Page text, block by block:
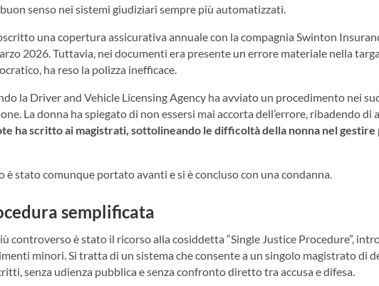
senso nei sistemi giudiziari sempre più automatizzati.
una copertura assicurativa annuale con la compagnia Swinton
2026. Tuttavia, nei documenti era presente un errore materiale nella
ha reso la polizza inefficace.
la Driver and Vehicle Licensing Agency ha avviato un procedimento nei
La donna ha spiegato di non essersi mai accorta dell’errore, ribadendo di
ha scritto ai magistrati, sottolineando le difficoltà della nonna nel
è stato comunque portato avanti e si è concluso con una condanna.
semplificata
controverso è stato il ricorso alla cosiddetta “Single Justice Procedure”,
minori. Si tratta di un sistema che consente a un singolo magistrato di
senza udienza pubblica e senza confronto diretto tra accusa e difesa.